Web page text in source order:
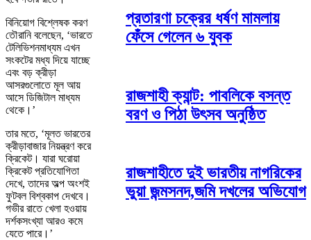
বিনিয়োগ বিশ্লেষক করণ
তৌরানি বলেছেন, ‘ভারতে
টেলিভিশনমাধ্যম এখন
সংকটের মধ্য দিয়ে যাচ্ছে
এবং বড় ক্রীড়া
আসরগুলোতে মূল আয়
আসে ডিজিটাল মাধ্যম
থেকে।’
তার মতে, ‘মূলত ভারতের
ক্রীড়াবাজার নিয়ন্ত্রণ করে
ক্রিকেট। যারা ঘরোয়া
ক্রিকেট প্রতিযোগিতা
দেখে, তাদের অল্প অংশই
ফুটবল বিশ্বকাপ দেখবে।
গভীর রাতে খেলা হওয়ায়
দর্শকসংখ্যা আরও কমে
যেতে পারে।’
প্রতারণা চক্রের ধর্ষণ মামলায়
ফেঁসে গেলেন ৬ যুবক
রাজশাহী ক্যান্ট: পাবলিকে বসন্ত
বরণ ও পিঠা উৎসব অনুষ্ঠিত
রাজশাহীতে দুই ভারতীয় নাগরিকের
ভুয়া জন্মসনদ,জমি দখলের অভিযোগ